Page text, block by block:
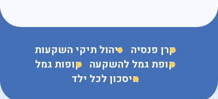
קרן פנסיה ניהול תיקי השקעות
קופת גמל להשקעה קופות גמל
חיסכון לכל ילד